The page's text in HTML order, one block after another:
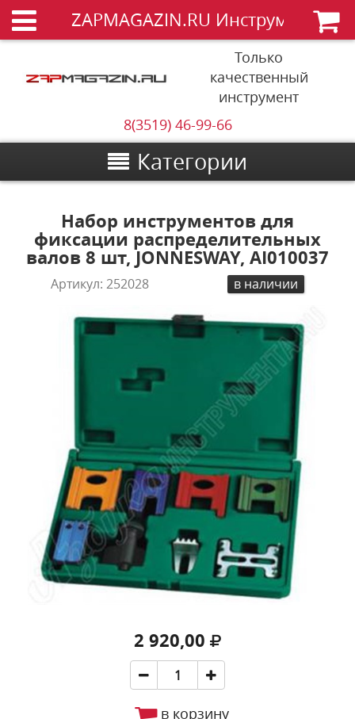
ZAPMAGAZIN.RU Инструменты
Только
качественный
инструмент
8(3519) 46-99-66
Категории
Набор инструментов для
фиксации распределительных
валов 8 шт, JONNESWAY, AI010037
Артикул:252028 в наличии
2 920,00
в корзину